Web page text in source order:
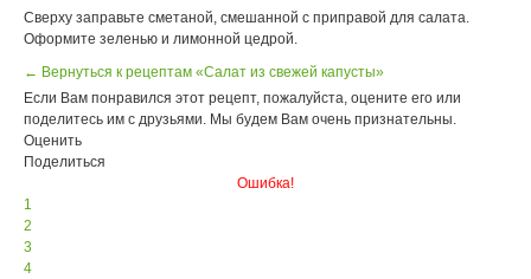
Сверху заправьте сметаной, смешанной с приправой для салата.
Оформите зеленью и лимонной цедрой.
← Вернуться к рецептам «Салат из свежей капусты»
Если Вам понравился этот рецепт, пожалуйста, оцените его или
поделитесь им с друзьями. Мы будем Вам очень признательны.
Оценить
Поделиться
Ошибка!
1
2
3
4